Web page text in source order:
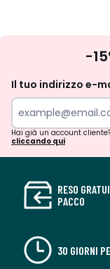
-
Il tuo indirizzo e-
Hai già un account
cliccando qui
RESO
PACCO
30 GIORNI